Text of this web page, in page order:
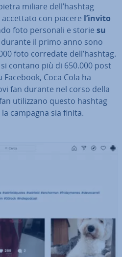
miliare dell’hashtag
con piacere l’invito
foto personali e storie su
durante il primo anno sono
foto corredate dell’hashtag.
contano più di 650.000 post
Coca Cola ha
fan durante nel corso della
uti­liz­za­no questo hashtag
campagna sia finita.